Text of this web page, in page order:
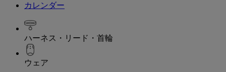
カレンダー
ハーネス・リード・首輪
ウェア